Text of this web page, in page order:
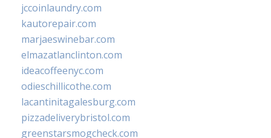
jccoinlaundry.com
kautorepair.com
marjaeswinebar.com
elmazatlanclinton.com
ideacoffeenyc.com
odieschillicothe.com
lacantinitagalesburg.com
pizzadeliverybristol.com
greenstarsmogcheck.com